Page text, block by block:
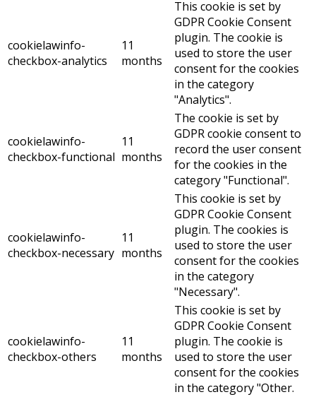
cookielawinfo-
checkbox-analytics
11
months
This cookie is set by
GDPR Cookie Consent
plugin. The cookie is
used to store the user
consent for the cookies
in the category
"Analytics".
cookielawinfo-
checkbox-functional
11
months
The cookie is set by
GDPR cookie consent to
record the user consent
for the cookies in the
category "Functional".
cookielawinfo-
checkbox-necessary
11
months
This cookie is set by
GDPR Cookie Consent
plugin. The cookies is
used to store the user
consent for the cookies
in the category
"Necessary".
cookielawinfo-
checkbox-others
11
months
This cookie is set by
GDPR Cookie Consent
plugin. The cookie is
used to store the user
consent for the cookies
in the category "Other.